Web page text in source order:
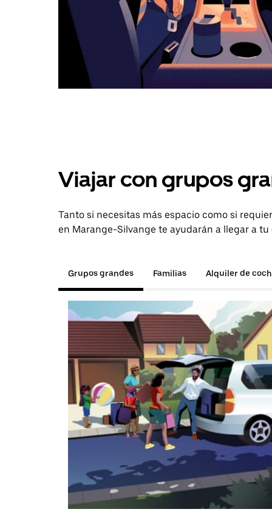
Viajar con grupos
Tanto si necesitas más espacio como si
en Marange-Silvange te ayudarán a llegar a
Grupos grandes Familias Alquiler de